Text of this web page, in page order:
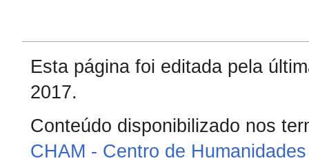
Esta página foi editada pela
2017.
Conteúdo disponibilizado nos
CHAM - Centro de